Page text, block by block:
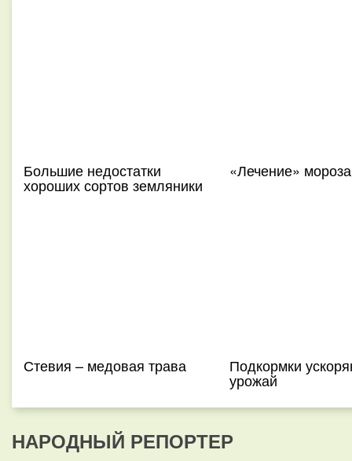
Большие недостатки
хороших сортов земляники
«Лечение»
Стевия – медовая трава Подкормки
урожай
НАРОДНЫЙ РЕПОРТЕР